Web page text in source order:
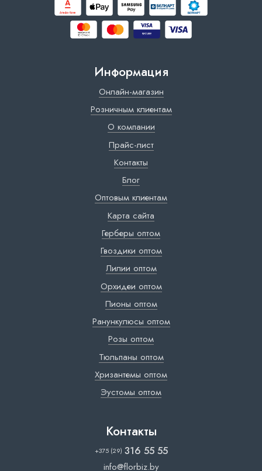
Информация
Онлайн-магазин
Розничным клиентам
О компании
Прайс-лист
Контакты
Блог
Оптовым клиентам
Карта сайта
Герберы оптом
Гвоздики оптом
Лилии оптом
Орхидеи оптом
Пионы оптом
Ранункулюсы оптом
Розы оптом
Тюльпаны оптом
Хризантемы оптом
Эустомы оптом
Контакты
+375 (29) 316 55 55
info@florbiz.by